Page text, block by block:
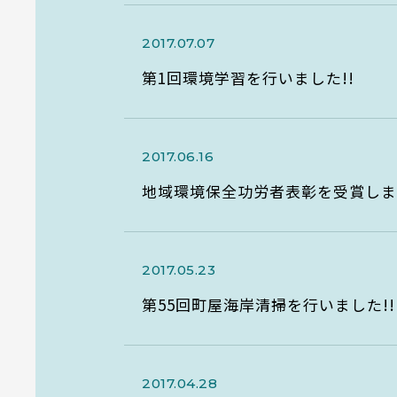
2017.07.07
第1回環境学習を行いました!!
2017.06.16
地域環境保全功労者表彰を受賞し
2017.05.23
第55回町屋海岸清掃を行いました!!
2017.04.28